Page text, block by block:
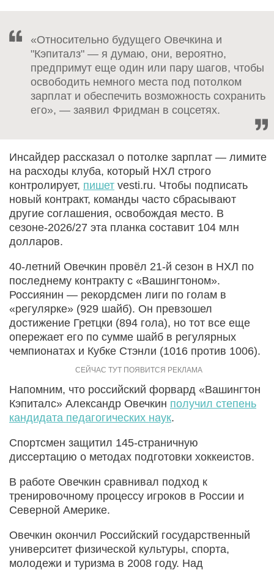
«Относительно будущего Овечкина и
"Кэпиталз" — я думаю, они, вероятно,
предпримут еще один или пару шагов, чтобы
освободить немного места под потолком
зарплат и обеспечить возможность сохранить
его», — заявил Фридман в соцсетях.
Инсайдер рассказал о потолке зарплат — лимите
на расходы клуба, который НХЛ строго
контролирует, пишет vesti.ru. Чтобы подписать
новый контракт, команды часто сбрасывают
другие соглашения, освобождая место. В
сезоне-2026/27 эта планка составит 104 млн
долларов.
40-летний Овечкин провёл 21-й сезон в НХЛ по
последнему контракту с «Вашингтоном».
Россиянин — рекордсмен лиги по голам в
«регулярке» (929 шайб). Он превзошел
достижение Гретцки (894 гола), но тот все еще
опережает его по сумме шайб в регулярных
чемпионатах и Кубке Стэнли (1016 против 1006).
Напомним, что российский форвард «Вашингтон
Кэпиталс» Александр Овечкин получил степень
кандидата педагогических наук.
Спортсмен защитил 145-страничную
диссертацию о методах подготовки хоккеистов.
В работе Овечкин сравнивал подход к
тренировочному процессу игроков в России и
Северной Америке.
Овечкин окончил Российский государственный
университет физической культуры, спорта,
молодежи и туризма в 2008 году. Над